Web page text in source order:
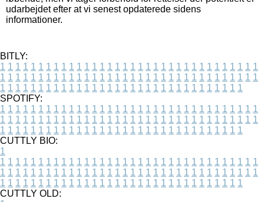
udarbejdet efter at vi senest opdaterede sidens
informationer.
BITLY:
1 1 1 1 1 1 1 1 1 1 1 1 1 1 1 1 1 1 1 1 1 1 1 1 1 1 1 1 1 1 1 1 1 1
1 1 1 1 1 1 1 1 1 1 1 1 1 1 1 1 1 1 1 1 1 1 1 1 1 1 1 1 1 1 1 1 1 1
1 1 1 1 1 1 1 1 1 1 1 1 1 1 1 1 1 1 1 1 1 1 1 1 1 1 1 1 1 1 1 1
SPOTIFY:
1 1 1 1 1 1 1 1 1 1 1 1 1 1 1 1 1 1 1 1 1 1 1 1 1 1 1 1 1 1 1 1 1 1
1 1 1 1 1 1 1 1 1 1 1 1 1 1 1 1 1 1 1 1 1 1 1 1 1 1 1 1 1 1 1 1 1 1
1 1 1 1 1 1 1 1 1 1 1 1 1 1 1 1 1 1 1 1 1 1 1 1 1 1 1 1 1 1 1 1
CUTTLY BIO:
1
1 1 1 1 1 1 1 1 1 1 1 1 1 1 1 1 1 1 1 1 1 1 1 1 1 1 1 1 1 1 1 1 1 1
1 1 1 1 1 1 1 1 1 1 1 1 1 1 1 1 1 1 1 1 1 1 1 1 1 1 1 1 1 1 1 1 1 1
1 1 1 1 1 1 1 1 1 1 1 1 1 1 1 1 1 1 1 1 1 1 1 1 1 1 1 1 1 1 1 1
CUTTLY OLD: